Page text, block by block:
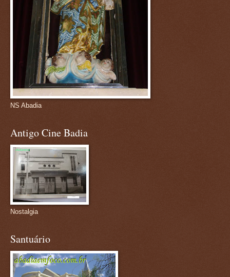
NS Abadia
Antigo Cine Badia
Nostalgia
Santuário